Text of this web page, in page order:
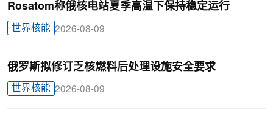
Rosatom称俄核电站夏季高温下保持稳定运行
世界核能 2026-08-09
俄罗斯拟修订乏核燃料后处理设施安全要求
世界核能 2026-08-09